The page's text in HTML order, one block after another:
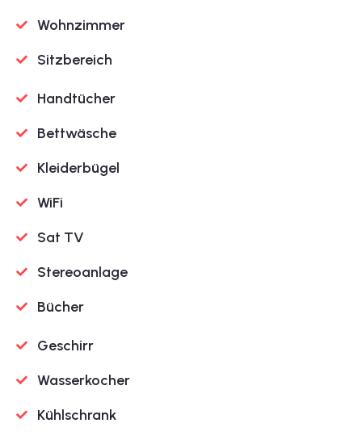
Wohnzimmer
Sitzbereich
Handtücher
Bettwäsche
Kleiderbügel
WiFi
Sat TV
Stereoanlage
Bücher
Geschirr
Wasserkocher
Kühlschrank